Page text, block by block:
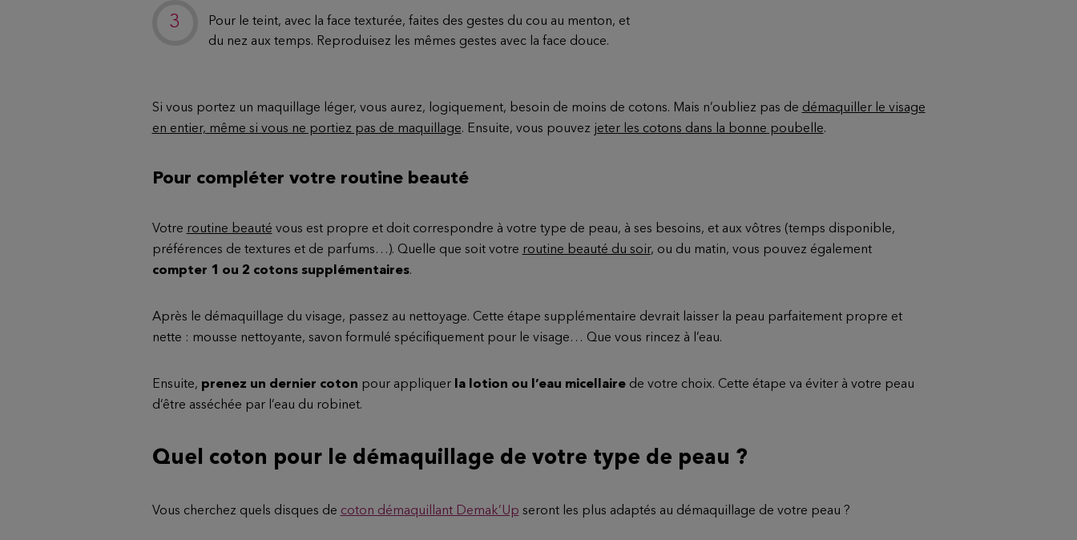
Pour le teint, avec la face texturée, faites des gestes du cou au menton, et
du nez aux temps. Reproduisez les mêmes gestes avec la face douce.
Si vous portez un maquillage léger, vous aurez, logiquement, besoin de moins de cotons. Mais n’oubliez pas de démaquiller le visage
en entier, même si vous ne portiez pas de maquillage. Ensuite, vous pouvez jeter les cotons dans la bonne poubelle.
Pour compléter votre routine beauté
Votre routine beauté vous est propre et doit correspondre à votre type de peau, à ses besoins, et aux vôtres (temps disponible,
préférences de textures et de parfums…). Quelle que soit votre routine beauté du soir, ou du matin, vous pouvez également
compter 1 ou 2 cotons supplémentaires.
Après le démaquillage du visage, passez au nettoyage. Cette étape supplémentaire devrait laisser la peau parfaitement propre et
nette : mousse nettoyante, savon formulé spécifiquement pour le visage… Que vous rincez à l’eau.
Ensuite, prenez un dernier coton pour appliquer la lotion ou l’eau micellairede votre choix. Cette étape va éviter à votre peau
d’être asséchée par l’eau du robinet.
Quel coton pour le démaquillage de votre type de peau ?
Vous cherchez quels disques de coton démaquillant Demak’Up seront les plus adaptés au démaquillage de votre peau ?